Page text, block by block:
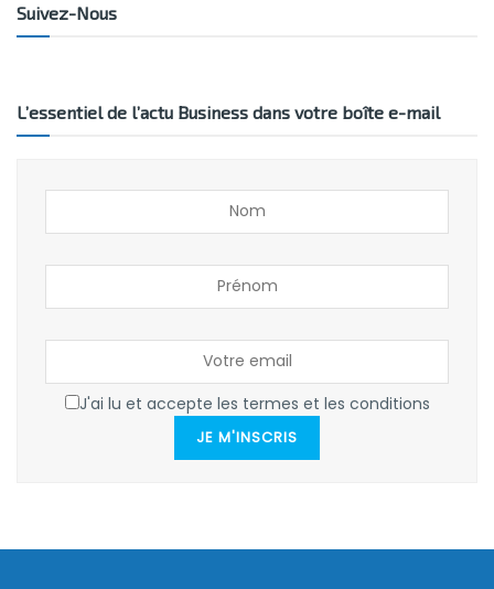
Suivez-Nous
L’essentiel de l’actu Business dans votre boîte e-mail
J'ai lu et accepte les termes et les conditions
JE M'INSCRIS